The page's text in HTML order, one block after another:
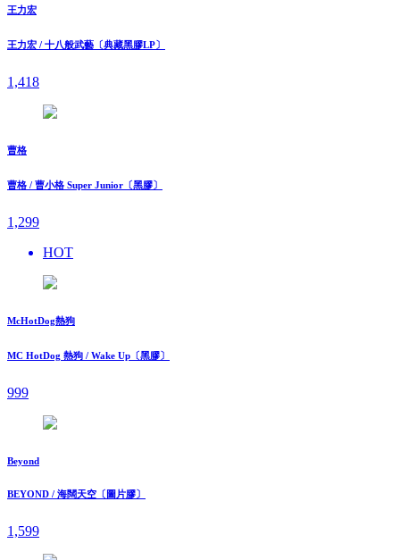
王力宏
王力宏 / 十八般武藝〔典藏黑膠LP〕
1,418
曹格
曹格 / 曹小格 Super Junior〔黑膠〕
1,299
HOT
McHotDog熱狗
MC HotDog 熱狗 / Wake Up〔黑膠〕
999
Beyond
BEYOND / 海闊天空〔圖片膠〕
1,599